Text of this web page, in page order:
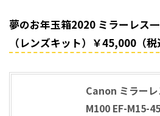
夢のお年玉箱2020 ミラーレス
（レンズキット）￥45,000（税
Canon ミラー
M100 EF-M15-